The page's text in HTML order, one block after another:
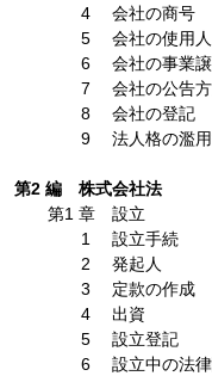
4 会社の商号
5 会社の使用人
6 会社の事業譲
7 会社の公告方
8 会社の登記
9 法人格の濫用等
第2 編 株式会社法
第1 章 設立
1 設立手続
2 発起人
3 定款の作成
4 出資
5 設立登記
6 設立中の法律